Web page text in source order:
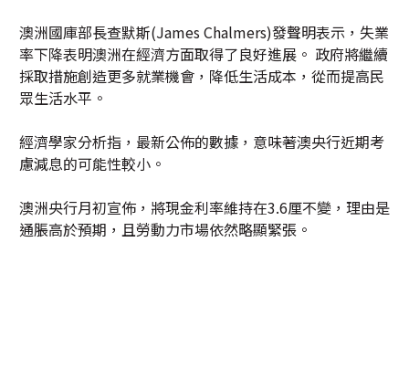
澳洲國庫部長查默斯(James Chalmers)發聲明表示，失業
率下降表明澳洲在經濟方面取得了良好進展。 政府將繼續
採取措施創造更多就業機會，降低生活成本，從而提高民
眾生活水平。
經濟學家分析指，最新公佈的數據，意味著澳央行近期考
慮減息的可能性較小。
澳洲央行月初宣佈，將現金利率維持在3.6厘不變，理由是
通脹高於預期，且勞動力市場依然略顯緊張。